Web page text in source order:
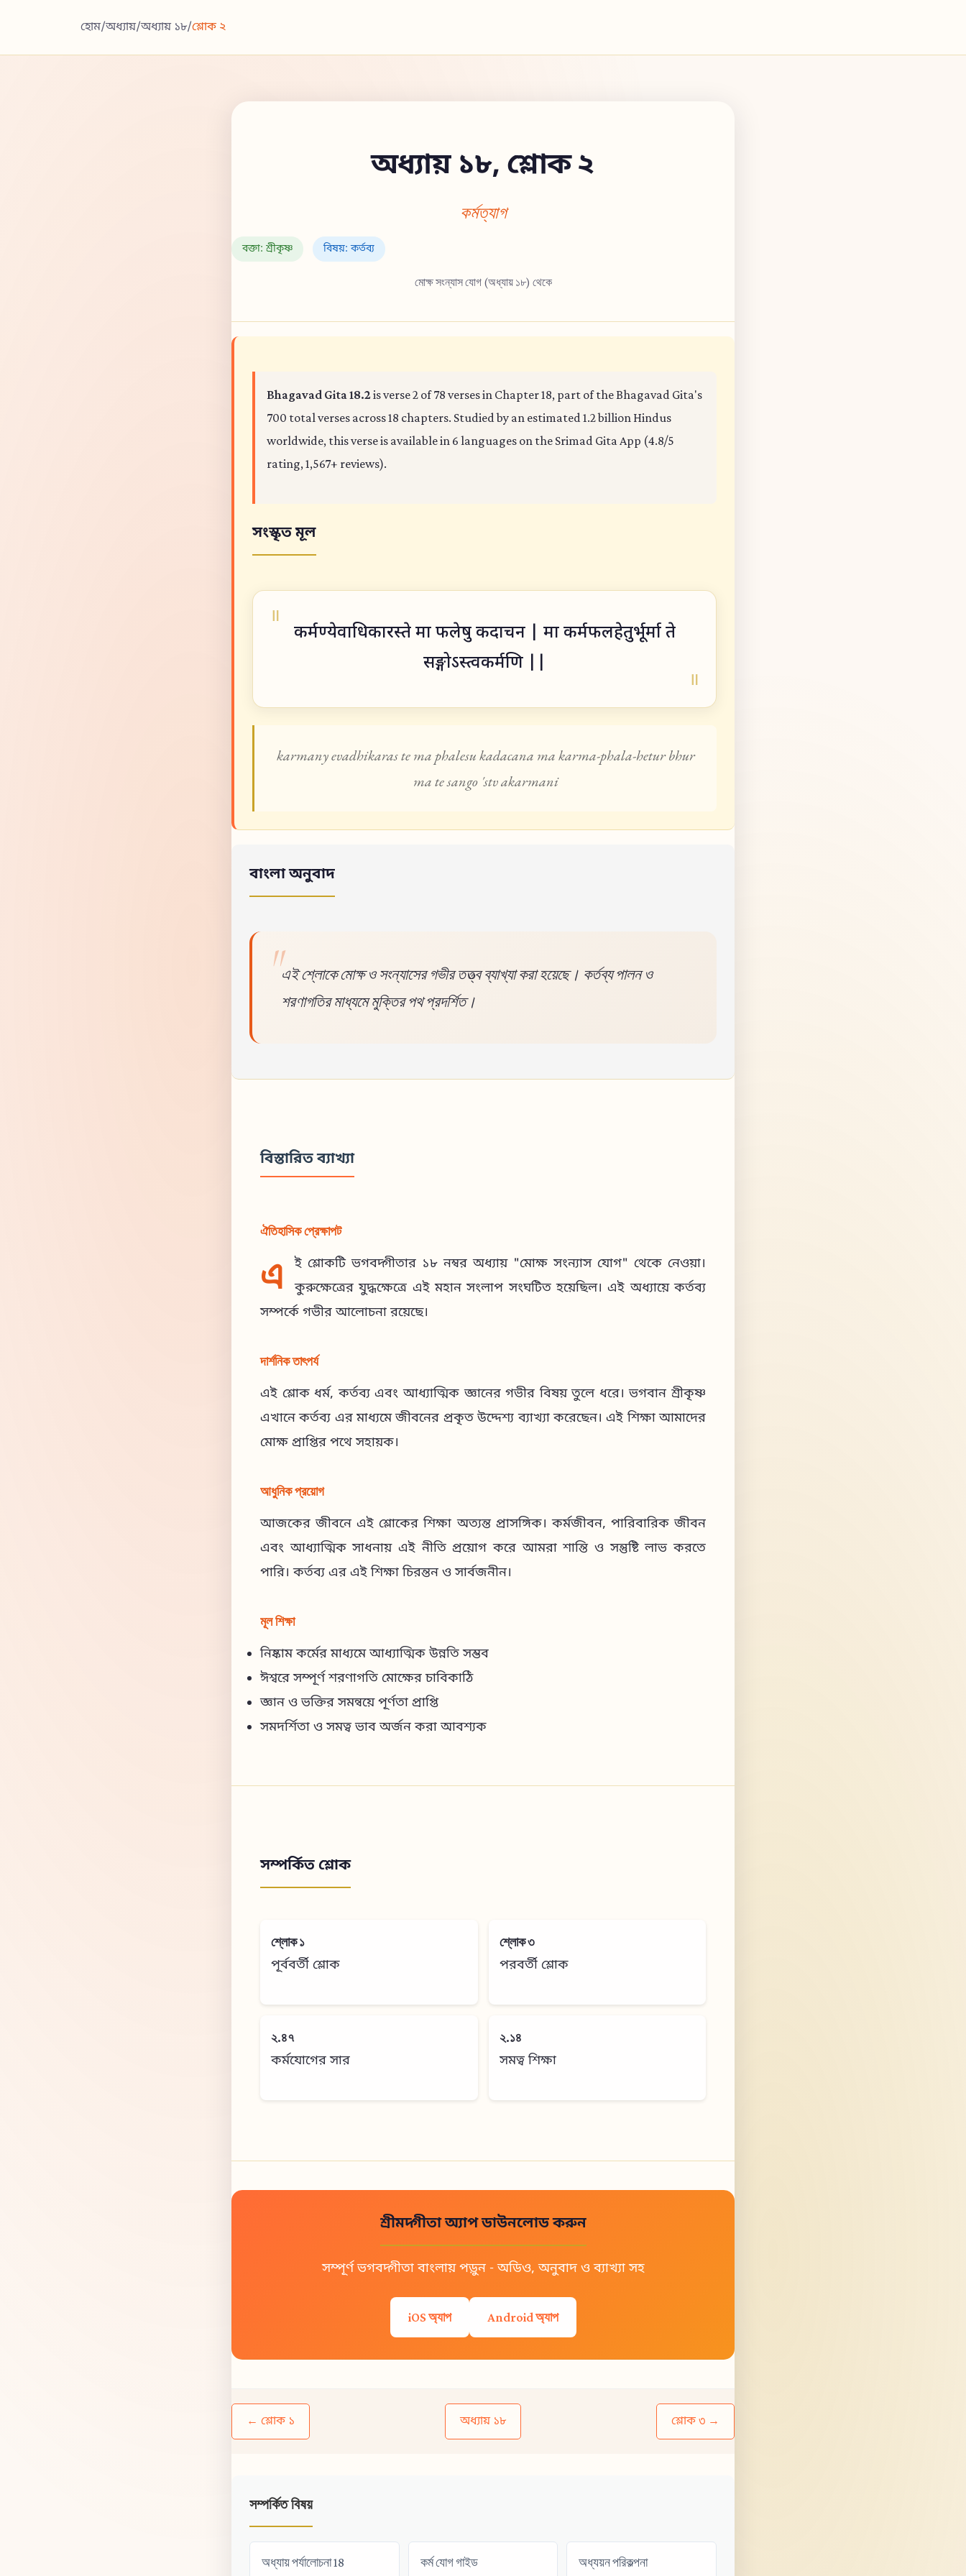
হোম/অধ্যায়/অধ্যায় ১৮/শ্লোক ২
অধ্যায় ১৮, শ্লোক ২
কর্মত্যাগ
বক্তা: শ্রীকৃষ্ণ বিষয়: কর্তব্য
মোক্ষ সংন্যাস যোগ (অধ্যায় ১৮) থেকে
Bhagavad Gita 18.2is verse 2 of 78 verses in Chapter 18, part of the Bhagavad Gita's
700 total verses across 18 chapters. Studied by an estimated 1.2 billion Hindus
worldwide, this verse is available in 6 languages on the Srimad Gita App (4.8/5
rating, 1,567+ reviews).
সংস্কৃত মূল
कर्मण्येवाधिकारस्ते मा फलेषु कदाचन | मा कर्मफलहेतुर्भूर्मा ते
सङ्गोऽस्त्वकर्मणि ||
karmany evadhikaras te ma phalesu kadacana ma karma-phala-hetur bhur
ma te sango 'stv akarmani
বাংলা অনুবাদ
এই শ্লোকে মোক্ষ ও সংন্যাসের গভীর তত্ত্ব ব্যাখ্যা করা হয়েছে। কর্তব্য পালন ও
শরণাগতির মাধ্যমে মুক্তির পথ প্রদর্শিত।
বিস্তারিত ব্যাখ্যা
ঐতিহাসিক প্রেক্ষাপট
এ
ই শ্লোকটি ভগবদ্গীতার ১৮ নম্বর অধ্যায় "মোক্ষ সংন্যাস যোগ" থেকে নেওয়া।
কুরুক্ষেত্রের যুদ্ধক্ষেত্রে এই মহান সংলাপ সংঘটিত হয়েছিল। এই অধ্যায়ে কর্তব্য
সম্পর্কে গভীর আলোচনা রয়েছে।
দার্শনিক তাৎপর্য
এই শ্লোক ধর্ম, কর্তব্য এবং আধ্যাত্মিক জ্ঞানের গভীর বিষয় তুলে ধরে। ভগবান শ্রীকৃষ্ণ
এখানে কর্তব্য এর মাধ্যমে জীবনের প্রকৃত উদ্দেশ্য ব্যাখ্যা করেছেন। এই শিক্ষা আমাদের
মোক্ষ প্রাপ্তির পথে সহায়ক।
আধুনিক প্রয়োগ
আজকের জীবনে এই শ্লোকের শিক্ষা অত্যন্ত প্রাসঙ্গিক। কর্মজীবন, পারিবারিক জীবন
এবং আধ্যাত্মিক সাধনায় এই নীতি প্রয়োগ করে আমরা শান্তি ও সন্তুষ্টি লাভ করতে
পারি। কর্তব্য এর এই শিক্ষা চিরন্তন ও সার্বজনীন।
মূল শিক্ষা
নিষ্কাম কর্মের মাধ্যমে আধ্যাত্মিক উন্নতি সম্ভব
ঈশ্বরে সম্পূর্ণ শরণাগতি মোক্ষের চাবিকাঠি
জ্ঞান ও ভক্তির সমন্বয়ে পূর্ণতা প্রাপ্তি
সমদর্শিতা ও সমত্ব ভাব অর্জন করা আবশ্যক
সম্পর্কিত শ্লোক
শ্লোক ১
পূর্ববর্তী শ্লোক
শ্লোক ৩
পরবর্তী শ্লোক
২.৪৭
কর্মযোগের সার
২.১৪
সমত্ব শিক্ষা
শ্রীমদ্গীতা অ্যাপ ডাউনলোড করুন
সম্পূর্ণ ভগবদ্গীতা বাংলায় পড়ুন - অডিও, অনুবাদ ও ব্যাখ্যা সহ
iOS অ্যাপ Android অ্যাপ
← শ্লোক ১ অধ্যায় ১৮ শ্লোক ৩ →
সম্পর্কিত বিষয়
অধ্যায় পর্যালোচনা 18 কর্ম যোগ গাইড অধ্যয়ন পরিকল্পনা